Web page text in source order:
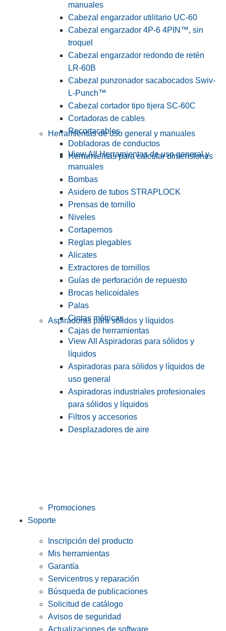
manuales
Cabezal engarzador utilitario UC-60
Cabezal engarzador 4P-6 4PIN™, sin
troquel
Cabezal engarzador redondo de retén
LR-60B
Cabezal punzonador sacabocados Swiv-
L-Punch™
Cabezal cortador tipo tijera SC-60C
Cortadoras de cables
Recortacables
Dobladoras de conductos
Herramientas para calcular dimensiones
Herramientas de uso general y manuales
View All Herramientas de uso general y
manuales
Bombas
Asidero de tubos STRAPLOCK
Prensas de tornillo
Niveles
Cortapernos
Reglas plegables
Alicates
Extractores de tornillos
Guías de perforación de repuesto
Brocas helicoidales
Palas
Cintas métricas
Cajas de herramientas
Aspiradoras para sólidos y líquidos
View All Aspiradoras para sólidos y
líquidos
Aspiradoras para sólidos y líquidos de
uso general
Aspiradoras industriales profesionales
para sólidos y líquidos
Filtros y accesorios
Desplazadores de aire
Promociones
Soporte
Inscripción del producto
Mis herramientas
Garantía
Servicentros y reparación
Búsqueda de publicaciones
Solicitud de catálogo
Avisos de seguridad